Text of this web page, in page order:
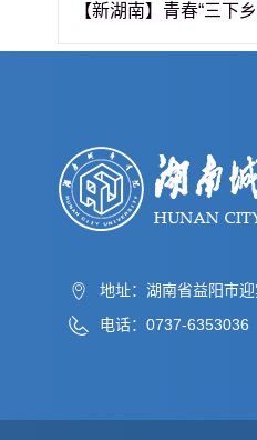
【新湖南】青春“三下
地址：湖南省益阳市
电话：0737-6353036